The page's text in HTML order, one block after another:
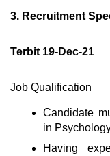
3. Recruitment
Terbit 19-Dec-21
Job Qualification
Candidate
in
Having